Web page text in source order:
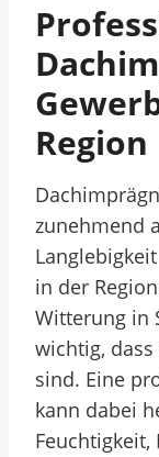
Region
zunehmend
in der
Witterung in
wichtig,
sind. Eine
kann dabei
Feuchtigkeit,